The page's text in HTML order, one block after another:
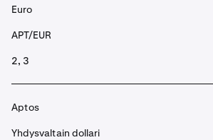
Euro
APT/EUR
2, 3
Aptos
Yhdysvaltain dollari